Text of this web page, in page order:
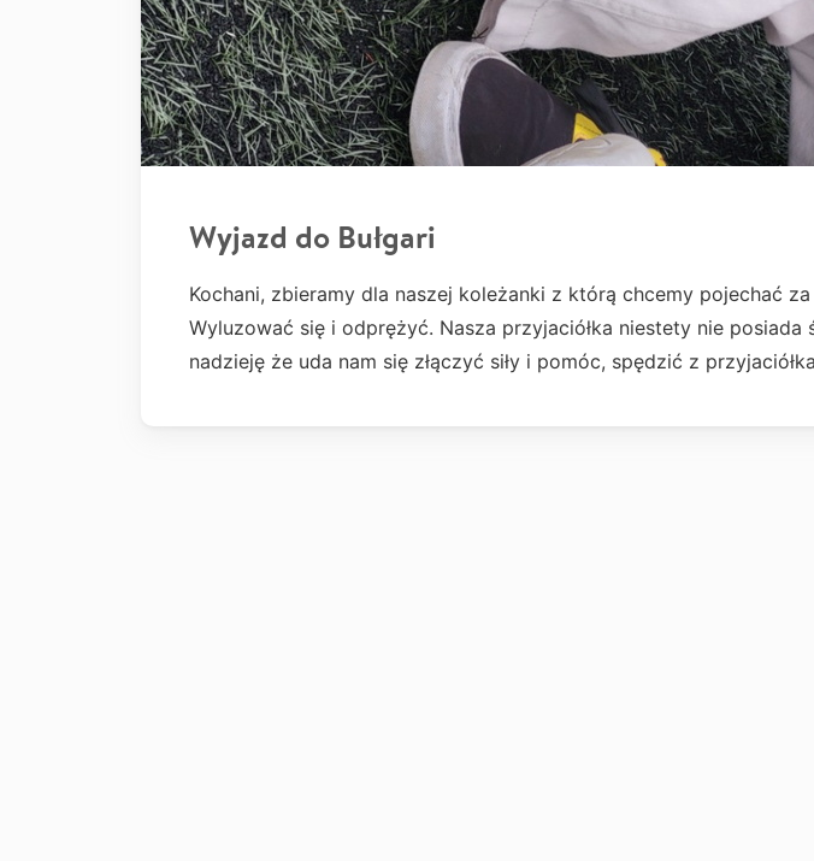
Wyjazd do Bułgari
Kochani, zbieramy dla naszej koleżanki z którą chcemy pojechać za
Wyluzować się i odprężyć. Nasza przyjaciółka niestety nie posiada
nadzieję że uda nam się złączyć siły i pomóc, spędzić z